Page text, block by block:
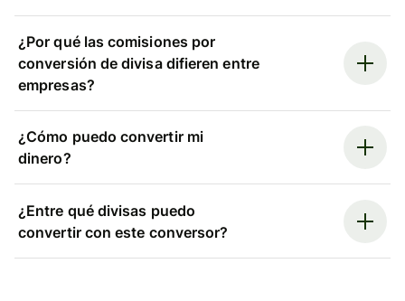
¿Por qué las comisiones por
conversión de divisa difieren entre
empresas?
¿Cómo puedo convertir mi
dinero?
¿Entre qué divisas puedo
convertir con este conversor?